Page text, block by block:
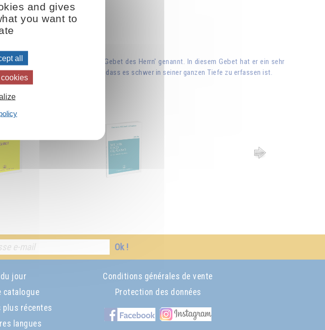
ist das Vaterunser oder auch 'Gebet des Herrn' genannt. In diesem Gebet hat er ein sehr
es so stark zusammengefasst, dass es schwer in seiner ganzen Tiefe zu erfassen ist.
Ok !
jour
catalogue
plus récentes
langues
Conditions générales de vente
Protection des données
and gives
you want to
all